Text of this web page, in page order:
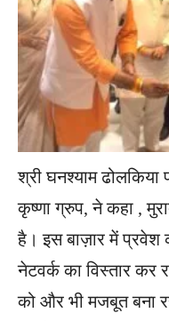
श्री घनश्याम
कृष्णा ग्रुप, ने कहा ,
है। इस बाज़ार में
नेटवर्क का विस्तार कर
को और भी मजबूत बना